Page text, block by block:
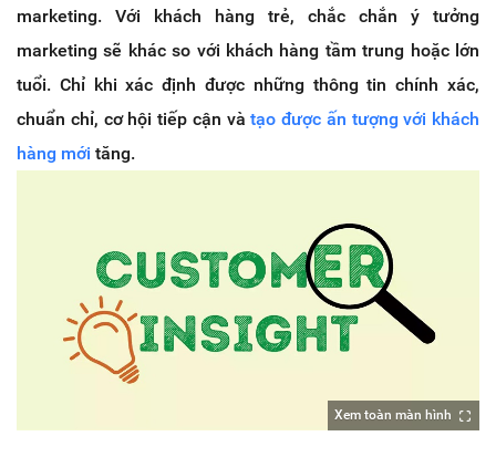
marketing. Với khách hàng trẻ, chắc chắn ý tưởng
marketing sẽ khác so với khách hàng tầm trung hoặc lớn
tuổi. Chỉ khi xác định được những thông tin chính xác,
chuẩn chỉ, cơ hội tiếp cận vàtạo được ấn tượng với khách
hàng mới tăng.
Xem toàn màn hình